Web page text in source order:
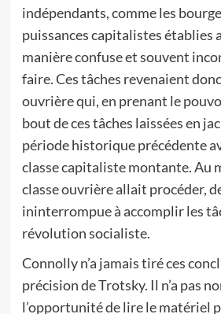
indépendants, comme les
puissances capitalistes établies
manière confuse et souvent
faire. Ces tâches revenaient
ouvrière qui, en prenant le
bout de ces tâches laissées en
période historique précédente
classe capitaliste montante. Au
classe ouvrière allait procéder,
ininterrompue à accomplir les
révolution socialiste.
Connolly n’a jamais tiré ces
précision de Trotsky. Il n’a pas
l’opportunité de lire le matériel